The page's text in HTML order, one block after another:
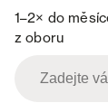
1–2× do
z oboru